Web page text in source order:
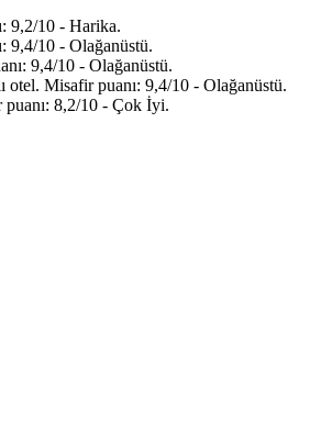
9,2/10 - Harika.
9,4/10 - Olağanüstü.
9,4/10 - Olağanüstü.
Misafir puanı: 9,4/10 - Olağanüstü.
8,2/10 - Çok İyi.